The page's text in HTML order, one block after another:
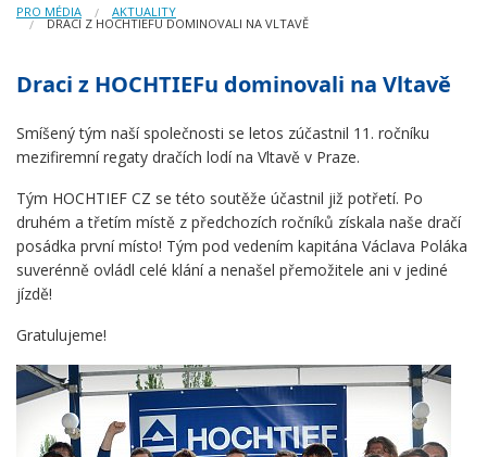
PRO MÉDIA AKTUALITY
DRACI Z HOCHTIEFU DOMINOVALI NA VLTAVĚ
Draci z HOCHTIEFu dominovali na Vltavě
Smíšený tým naší společnosti se letos zúčastnil 11. ročníku
mezifiremní regaty dračích lodí na Vltavě v Praze.
Tým HOCHTIEF CZ se této soutěže účastnil již potřetí. Po
druhém a třetím místě z předchozích ročníků získala naše dračí
posádka první místo! Tým pod vedením kapitána Václava Poláka
suverénně ovládl celé klání a nenašel přemožitele ani v jediné
jízdě!
Gratulujeme!